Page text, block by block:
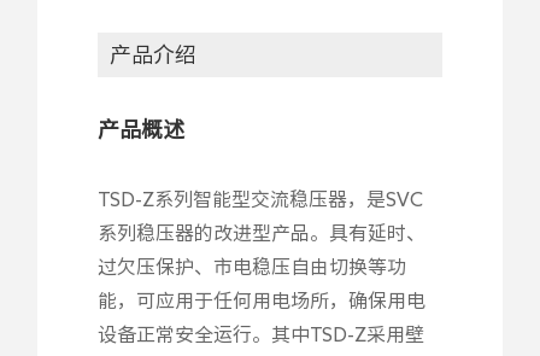
产品介绍
产品概述
TSD-Z系列智能型交流稳压器，是SVC
系列稳压器的改进型产品。具有延时、
过欠压保护、市电稳压自由切换等功
能，可应用于任何用电场所，确保用电
设备正常安全运行。其中TSD-Z采用壁